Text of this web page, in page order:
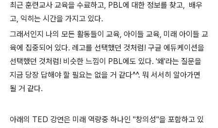
최근 훈련교사 교육을 수료하고, PBL에 대한 정보를 찾고, 배우
고, 익히는 시간을 가지고 있다.
그래서인지 나의 모든 활동들이 교육, 아이들 교육, 미래 아이들 교
육에 집중되어 있다. 레고를 선택했던 것처럼! 구글 에듀케이션을
선택했던 것처럼! 비슷한 느낌이 PBL에도 있다. '왜'라는 질문을
지금 당장 답해야 할 필요는 없을 거 같다^^. 뭐 서서히 알아가면
될 거 같다.
아래의 TED 강연은 미래 역량중 하나인 "창의성"을 포함하고 있